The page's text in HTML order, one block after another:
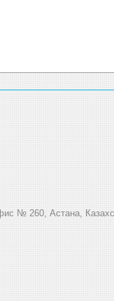
№ 260, Астана,